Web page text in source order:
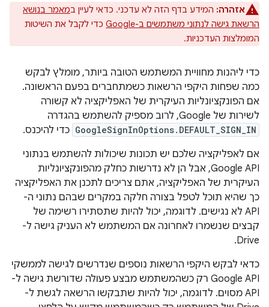
אזהרה: המידע בדף הזה לא עדכני. כדאי לעיין במאמר בנושא
הרשאת גישה לנתוני משתמשים ב-Google
כדי לקבל את השיטות
המומלצות העדכניות.
כדי ליהנות מחוויית המשתמש הטובה ביותר, מומלץ לבקש
כמה שפחות היקפי הרשאות כשמתחברים בפעם הראשונה.
אם הפונקציונליות העיקרית של האפליקציה לא קשורה
לשירות של Google, לרוב מספיק להשתמש בהגדרה
GoogleSignInOptions.DEFAULT_SIGN_IN כדי להיכנס.
אם לאפליקציה שלכם יש תכונות שיכולות להשתמש בנתוני
Google API, אבל הן לא נדרשות כחלק מהפונקציונליות
העיקרית של האפליקציה, אתם צריכים לתכנן את האפליקציה
כך שהיא תוכל לטפל בצורה חלקה במקרים שבהם נתוני ה-
API לא נגישים. לדוגמה, יכול להיות שתסתירו רשימה של
קבצים שנשמרו לאחרונה אם המשתמש לא העניק גישה ל-
Drive.
כדאי לבקש היקפי הרשאות נוספים שנדרשים לגישה לממשקי
Google API רק כשהמשתמש מבצע פעולה שדורשת גישה ל-
API מסוים. לדוגמה, יכול להיות שתבקשו הרשאה לגשת ל-